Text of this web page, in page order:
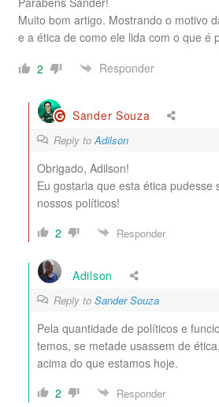
Muito bom artigo. Mostrando o motivo
e a ética de como ele lida com o que é
2
Responder
Sander Souza
Reply to Adilson
Obrigado, Adilson!
Eu gostaria que esta ética pudesse
nossos políticos!
2
Responder
Adilson
Reply to Sander Souza
Pela quantidade de políticos e
temos, se metade usassem de
acima do que estamos hoje.
2
Responder